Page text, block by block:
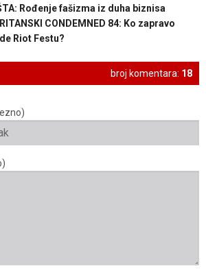
Rođenje fašizma iz duha biznisa
CONDEMNED 84: Ko zapravo
Riot Festu?
broj komentara: 18